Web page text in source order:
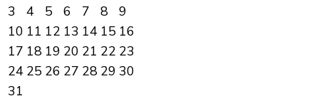
3
4 5 6 7 8
9
10 11 12 13 14 15 16
17 18 19 20 21 22 23
24 25 26 27 28 29 30
31